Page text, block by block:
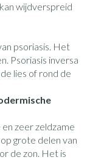
wijdverspreid
psoriasis. Het
Psoriasis inversa
lies of rond de
zeer zeldzame
grote delen van
de zon. Het is